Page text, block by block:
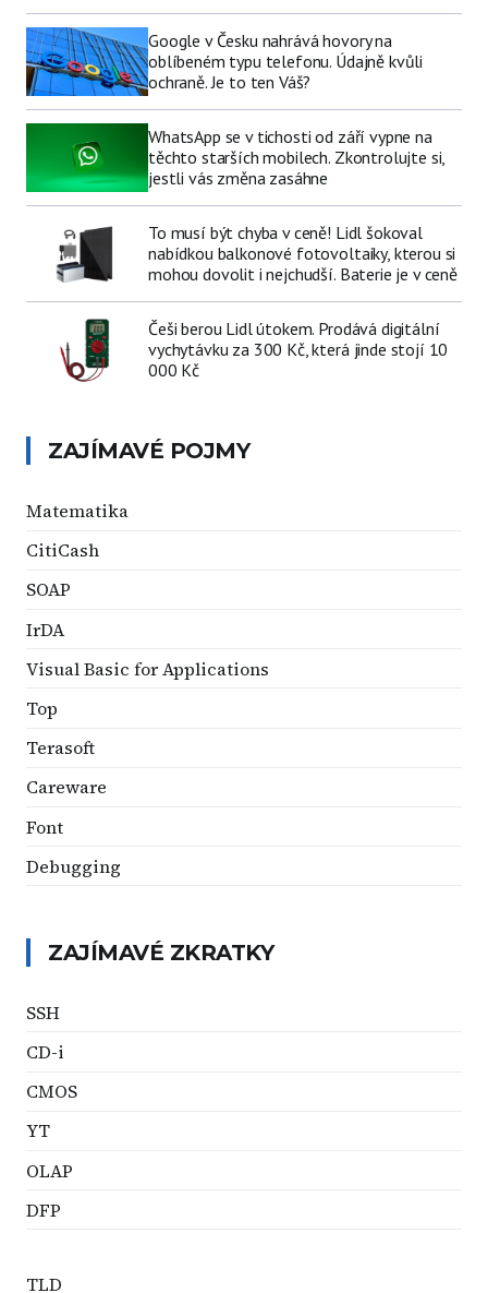
Google v Česku nahrává hovory na
oblíbeném typu telefonu. Údajně kvůli
ochraně. Je to ten Váš?
WhatsApp se v tichosti od září vypne na
těchto starších mobilech. Zkontrolujte si,
jestli vás změna zasáhne
To musí být chyba v ceně! Lidl šokoval
nabídkou balkonové fotovoltaiky, kterou si
mohou dovolit i nejchudší. Baterie je v ceně
Češi berou Lidl útokem. Prodává digitální
vychytávku za 300 Kč, která jinde stojí 10
000 Kč
ZAJÍMAVÉ POJMY
Matematika
CitiCash
SOAP
IrDA
Visual Basic for Applications
Top
Terasoft
Careware
Font
Debugging
ZAJÍMAVÉ ZKRATKY
SSH
CD-i
CMOS
YT
OLAP
DFP
TLD